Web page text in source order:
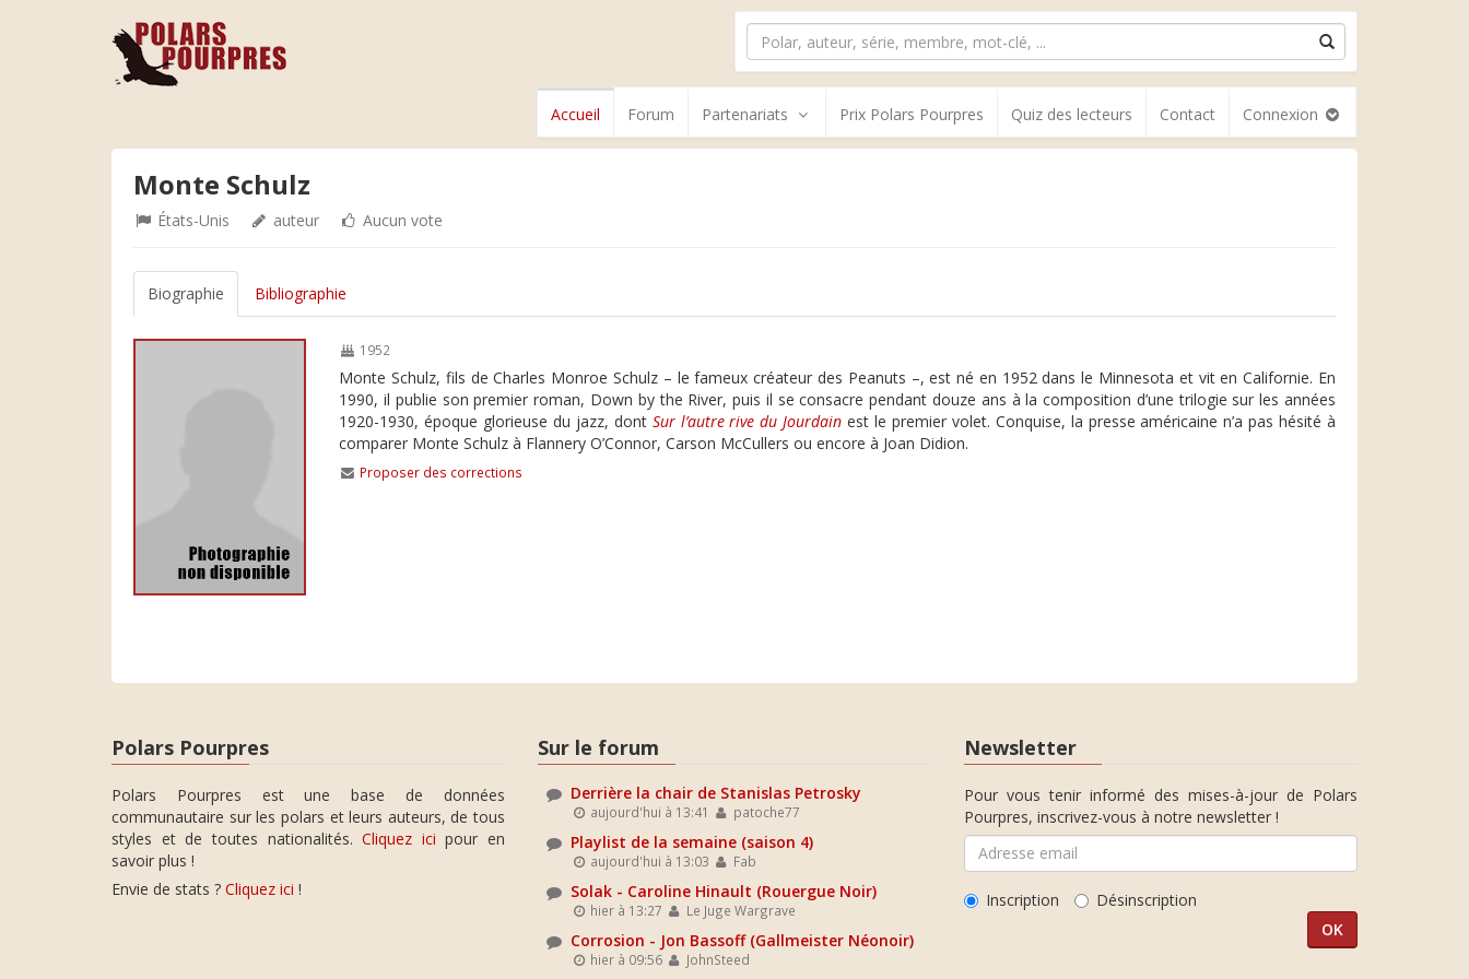
Accueil Forum Partenariats Prix Polars Pourpres Quiz des lecteurs Contact Connexion
Monte Schulz
États-Unis auteur Aucun vote
Biographie Bibliographie
1952
Monte Schulz, fils de Charles Monroe Schulz – le fameux créateur des Peanuts –, est né en 1952 dans le Minnesota et vit en Californie. En
1990, il publie son premier roman, Down by the River, puis il se consacre pendant douze ans à la composition d’une trilogie sur les années
1920-1930, époque glorieuse du jazz, dont Sur l’autre rive du Jourdain est le premier volet. Conquise, la presse américaine n’a pas hésité à
comparer Monte Schulz à Flannery O’Connor, Carson McCullers ou encore à Joan Didion.
Proposer des corrections
Polars Pourpres
Polars Pourpres est une base de données
communautaire sur les polars et leurs auteurs, de tous
styles et de toutes nationalités.Cliquez ici pour en
savoir plus !
Envie de stats ? Cliquez ici !
Sur le forum
Derrière la chair de Stanislas Petrosky
aujourd'hui à 13:41 patoche77
Playlist de la semaine (saison 4)
aujourd'hui à 13:03 Fab
Solak - Caroline Hinault (Rouergue Noir)
hier à 13:27 Le Juge Wargrave
Corrosion - Jon Bassoff (Gallmeister Néonoir)
hier à 09:56 JohnSteed
Newsletter
Pour vous tenir informé des mises-à-jour de Polars
Pourpres, inscrivez-vous à notre newsletter !
Inscription Désinscription